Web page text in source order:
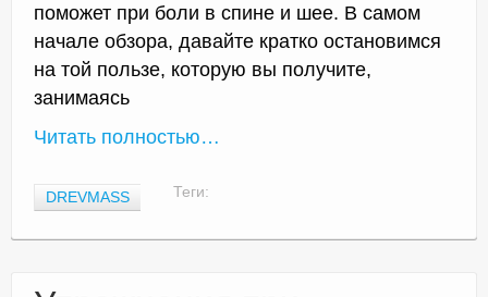
поможет при боли в спине и шее. В самом
начале обзора, давайте кратко остановимся
на той пользе, которую вы получите,
занимаясь
Читать полностью…
Теги:
DREVMASS